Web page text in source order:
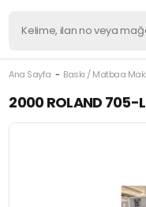
Ana Sayfa Baskı / Matbaa
2000 ROLAND 705-L